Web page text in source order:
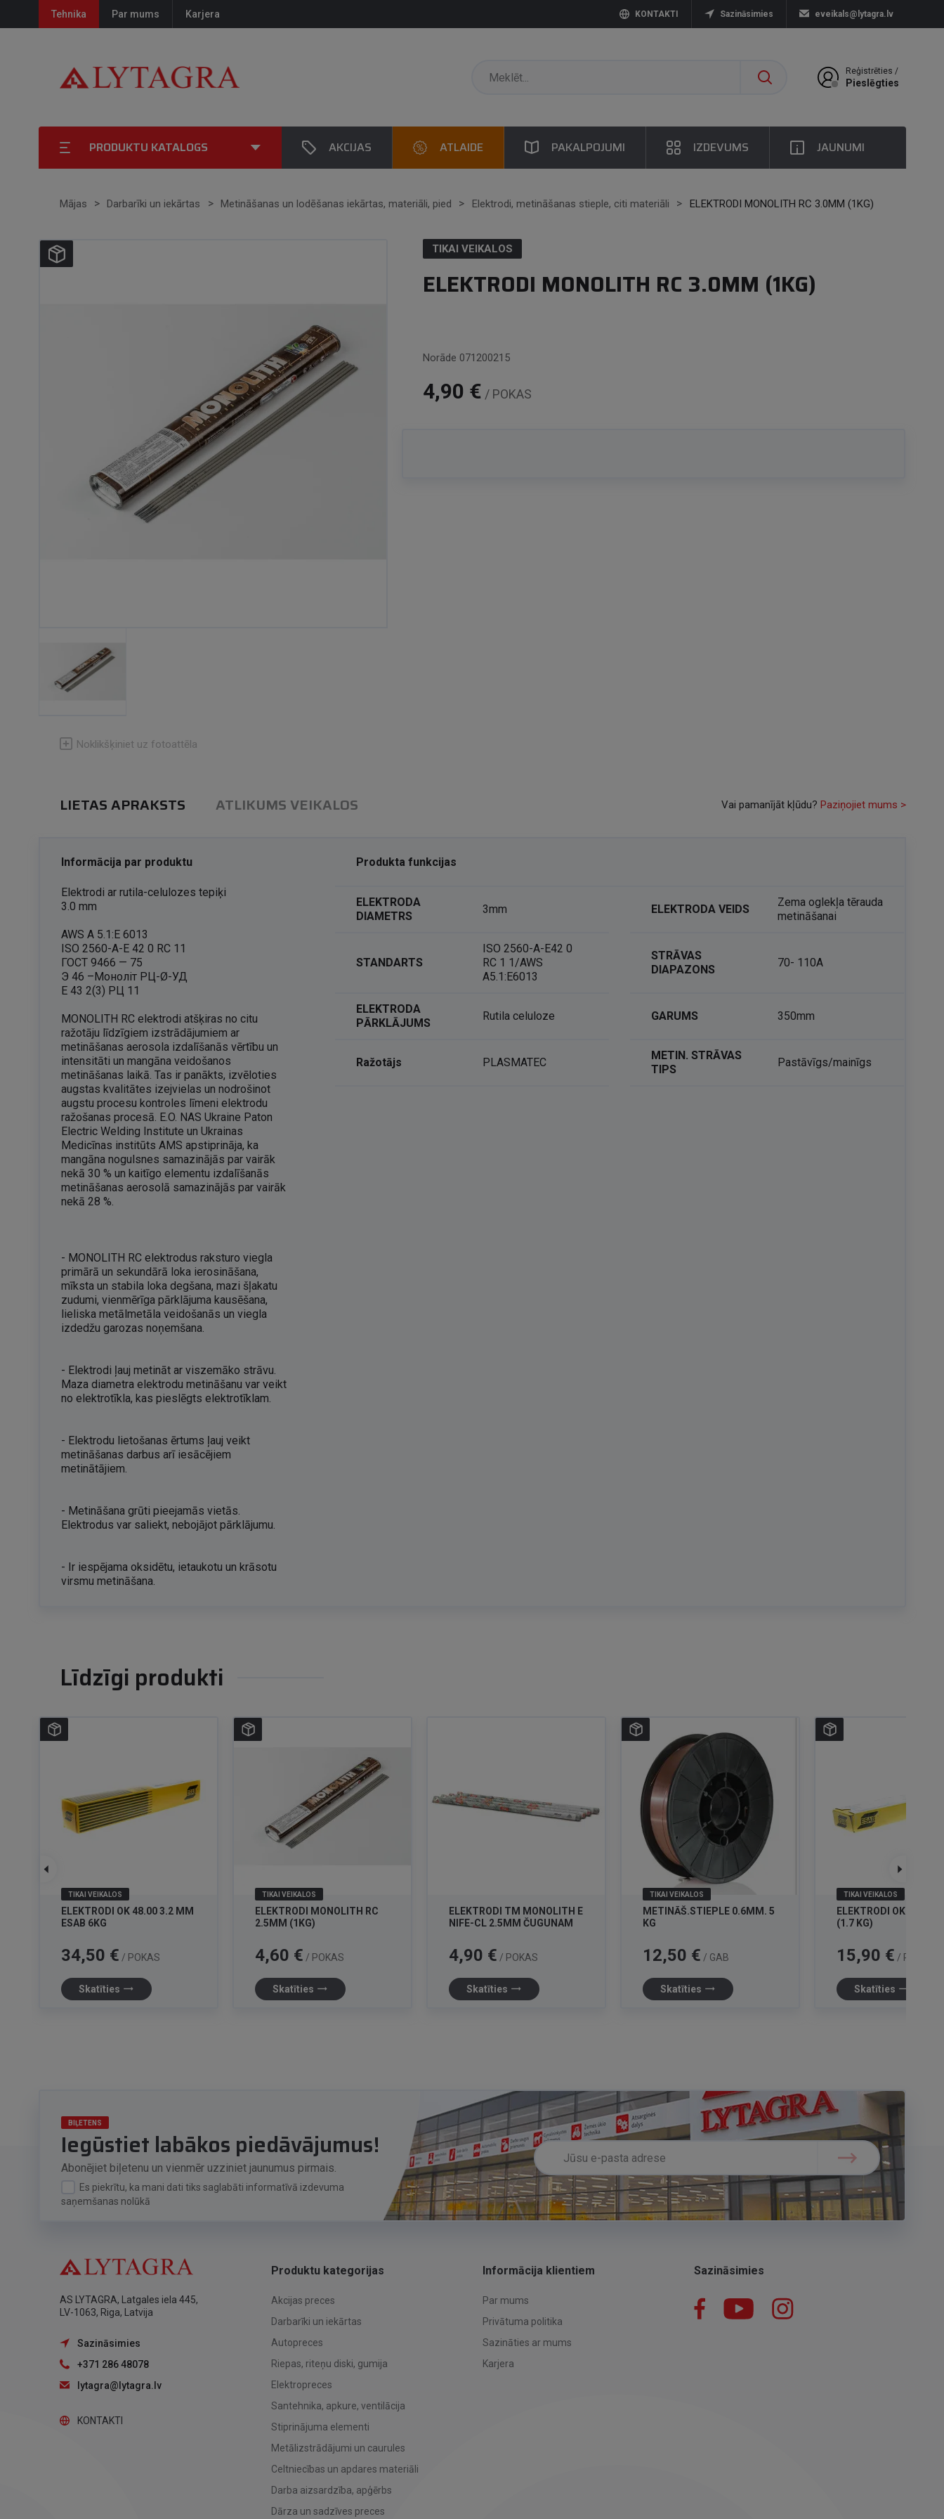
Tehnika Par mums Karjera KONTAKTI Sazināsimies eveikals@lytagra.lv
Reģistrēties /
Pieslēgties
PRODUKTU KATALOGS AKCIJAS ATLAIDE PAKALPOJUMI IZDEVUMS JAUNUMI
Mājas Darbarīki un iekārtas Metināšanas un lodēšanas iekārtas, materiāli, pied Elektrodi, metināšanas stieple, citi materiāli ELEKTRODI MONOLITH RC 3.0MM (1KG)
Noklikšķiniet uz fotoattēla
TIKAI VEIKALOS
ELEKTRODI MONOLITH RC 3.0MM (1KG)
Norāde 071200215
4,90 € / POKAS
Vai pamanījāt kļūdu? Paziņojiet mums >
LIETAS APRAKSTS ATLIKUMS VEIKALOS
Informācija par produktu
Elektrodi ar rutila-celulozes tepiķi
3.0 mm
AWS A 5.1:E 6013
ISO 2560-A-E 42 0 RC 11
ГОСТ 9466 — 75
Э 46 –Монолiт РЦ-Ø-УД
Е 43 2(3) РЦ 11
MONOLITH RC elektrodi atšķiras no citu
ražotāju līdzīgiem izstrādājumiem ar
metināšanas aerosola izdalīšanās vērtību un
intensitāti un mangāna veidošanos
metināšanas laikā. Tas ir panākts, izvēloties
augstas kvalitātes izejvielas un nodrošinot
augstu procesu kontroles līmeni elektrodu
ražošanas procesā. E.O. NAS Ukraine Paton
Electric Welding Institute un Ukrainas
Medicīnas institūts AMS apstiprināja, ka
mangāna nogulsnes samazinājās par vairāk
nekā 30 % un kaitīgo elementu izdalīšanās
metināšanas aerosolā samazinājās par vairāk
nekā 28 %.
- MONOLITH RC elektrodus raksturo viegla
primārā un sekundārā loka ierosināšana,
mīksta un stabila loka degšana, mazi šļakatu
zudumi, vienmērīga pārklājuma kausēšana,
lieliska metālmetāla veidošanās un viegla
izdedžu garozas noņemšana.
- Elektrodi ļauj metināt ar viszemāko strāvu.
Maza diametra elektrodu metināšanu var veikt
no elektrotīkla, kas pieslēgts elektrotīklam.
- Elektrodu lietošanas ērtums ļauj veikt
metināšanas darbus arī iesācējiem
metinātājiem.
- Metināšana grūti pieejamās vietās.
Elektrodus var saliekt, nebojājot pārklājumu.
- Ir iespējama oksidētu, ietaukotu un krāsotu
virsmu metināšana.
Produkta funkcijas
ELEKTRODA
DIAMETRS
3mm ELEKTRODA VEIDS
Zema oglekļa tērauda
metināšanai
STANDARTS
ISO 2560-A-E42 0
RC 1 1/AWS
A5.1:E6013
STRĀVAS
DIAPAZONS
70- 110A
ELEKTRODA
PĀRKLĀJUMS
Rutila celuloze GARUMS 350mm
Ražotājs PLASMATEC
METIN. STRĀVAS
TIPS
Pastāvīgs/mainīgs
Līdzīgi produkti
TIKAI VEIKALOS
ELEKTRODI OK 48.00 3.2 MM
ESAB 6KG
Cena
34,50 € / POKAS
Skatīties trending_flat
TIKAI VEIKALOS
ELEKTRODI MONOLITH RC
2.5MM (1KG)
Cena
4,60 € / POKAS
Skatīties trending_flat
ELEKTRODI TM MONOLITH E
NIFE-CL 2.5MM ČUGUNAM
Cena
4,90 € / POKAS
Skatīties trending_flat
TIKAI VEIKALOS
METINĀŠ.STIEPLE 0.6MM. 5
KG
Cena
12,50 € / GAB
Skatīties trending_flat
TIKAI VEIKALOS
ELEKTRODI OK 48.00
(1.7 KG)
Cena
15,90 € / POKAS
Skatīties trending_flat
BIĻETENS
Iegūstiet labākos piedāvājumus!
Abonējiet biļetenu un vienmēr uzziniet jaunumus pirmais.
Es piekrītu, ka mani dati tiks saglabāti informatīvā izdevuma
saņemšanas nolūkā
AS LYTAGRA, Latgales iela 445,
LV-1063, Riga, Latvija
Sazināsimies
+371 286 48078
lytagra@lytagra.lv
KONTAKTI
Produktu kategorijas
Akcijas preces
Darbarīki un iekārtas
Autopreces
Riepas, riteņu diski, gumija
Elektropreces
Santehnika, apkure, ventilācija
Stiprinājuma elementi
Metālizstrādājumi un caurules
Celtniecības un apdares materiāli
Darba aizsardzība, apģērbs
Dārza un sadzīves preces
Informācija klientiem
Par mums
Privātuma politika
Sazināties ar mums
Karjera
Sazināsimies
Facebook YouTube